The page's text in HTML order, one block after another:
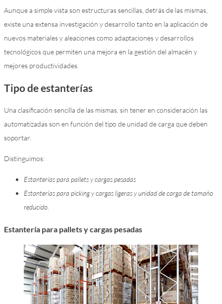
Aunque a simple vista son estructuras sencillas, detrás de las mismas,
existe una extensa investigación y desarrollo tanto en la aplicación de
nuevos materiales y aleaciones como adaptaciones y desarrollos
tecnológicos que permiten una mejora en la gestión del almacén y
mejores productividades.
Tipo de estanterías
Una clasificación sencilla de las mismas, sin tener en consideración las
automatizadas son en función del tipo de unidad de carga que deben
soportar.
Distinguimos:
Estanterías para pallets y cargas pesadas
Estanterías para picking y cargas ligeras y unidad de carga de tamaño
reducido
Estantería para pallets y cargas pesadas